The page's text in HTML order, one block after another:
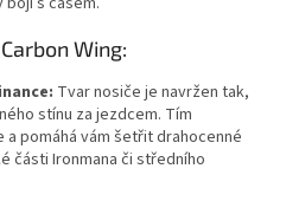
Wing:
Tvar nosiče je navržen tak,
stínu za jezdcem. Tím
a pomáhá vám šetřit drahocenné
části Ironmana či středního